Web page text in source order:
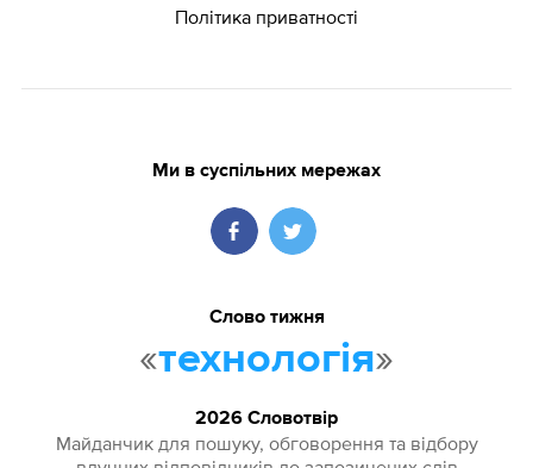
Політика приватності
Ми в суспільних мережах
Слово тижня
«технологія»
2026 Словотвір
Майданчик для пошуку, обговорення та відбору